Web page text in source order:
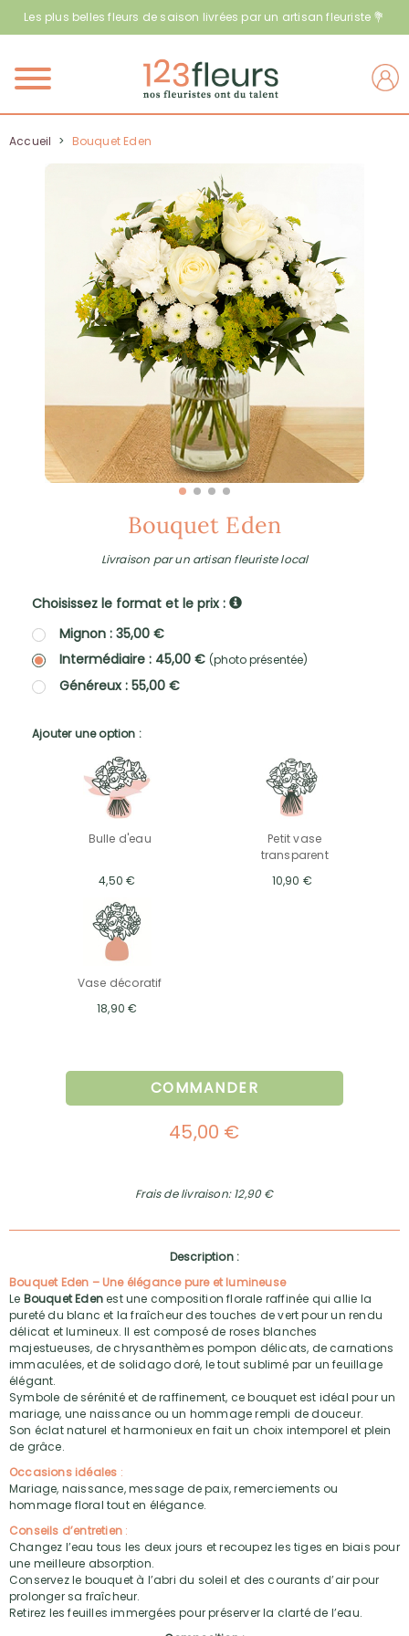
Les plus belles fleurs de saison livrées par un artisan fleuriste 💐
Menu
Accueil > Bouquet Eden
Bouquet Eden
Livraison par un artisan fleuriste local
Choisissez le format et le prix :
Mignon : 35,00 €
Intermédiaire : 45,00 € (photo présentée)
Généreux : 55,00 €
Ajouter une option :
Bulle d'eau
4,50 €
Petit vase
transparent
10,90 €
Vase décoratif
18,90 €
COMMANDER
45,00 €
Frais de livraison: 12,90 €
Description :
Bouquet Eden – Une élégance pure et lumineuse
Le Bouquet Edenest une composition florale raffinée qui allie la
pureté du blanc et la fraîcheur des touches de vert pour un rendu
délicat et lumineux. Il est composé de roses blanches
majestueuses, de chrysanthèmes pompon délicats, de carnations
immaculées, et de solidago doré, le tout sublimé par un feuillage
élégant.
Symbole de sérénité et de raffinement, ce bouquet est idéal pour un
mariage, une naissance ou un hommage rempli de douceur.
Son éclat naturel et harmonieux en fait un choix intemporel et plein
de grâce.
Occasions idéales :
Mariage, naissance, message de paix, remerciements ou
hommage floral tout en élégance.
Conseils d’entretien :
Changez l’eau tous les deux jours et recoupez les tiges en biais pour
une meilleure absorption.
Conservez le bouquet à l’abri du soleil et des courants d’air pour
prolonger sa fraîcheur.
Retirez les feuilles immergées pour préserver la clarté de l’eau.